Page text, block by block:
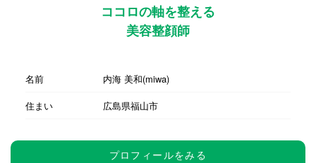
ココロの軸を整える
美容整顔師
名前
内海 美和(miwa)
住まい
広島県福山市
プロフィールをみる